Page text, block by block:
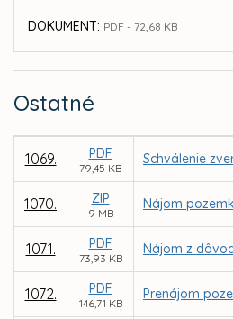
DOKUMENT: PDF - 72,68 KB
Ostatné
1069. PDF
79,45 KB
Schválenie
1070. ZIP
9 MB
Nájom
1071. PDF
73,93 KB
Nájom z
1072. PDF
146,71 KB
Prenájom